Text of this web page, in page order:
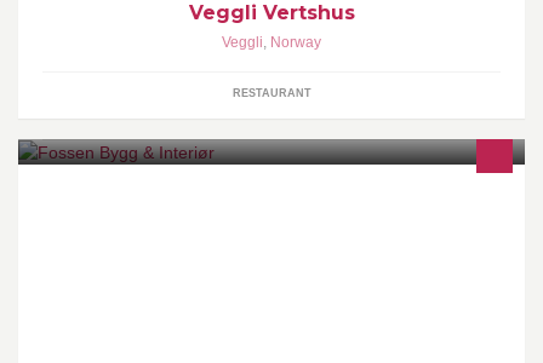
Veggli Vertshus
Veggli, Norway
RESTAURANT